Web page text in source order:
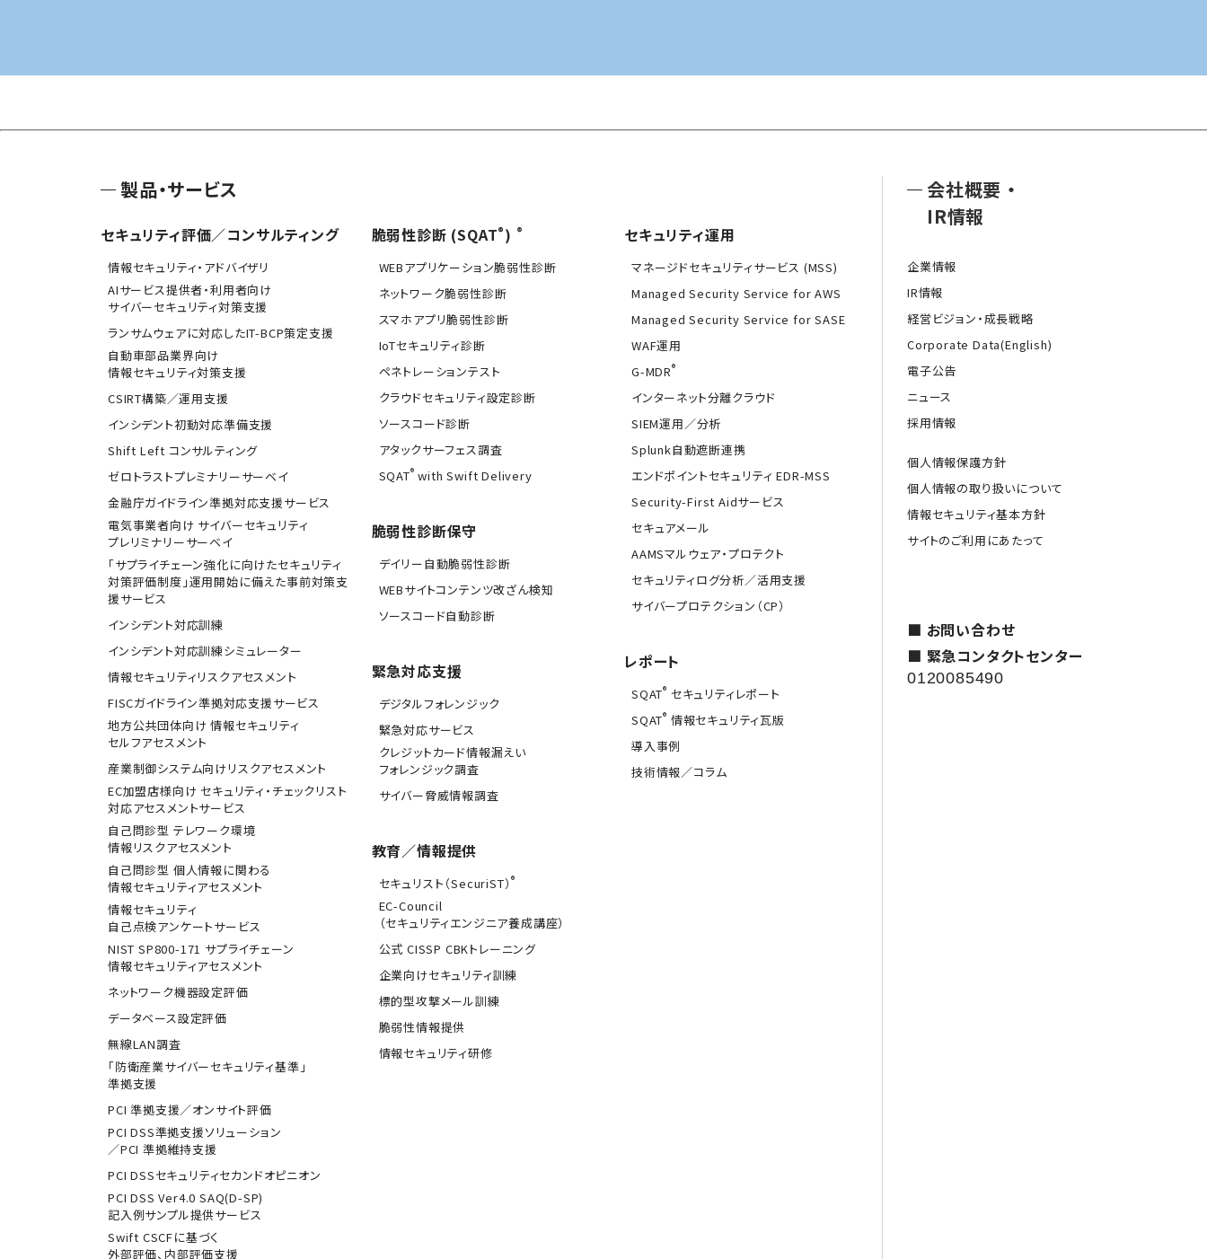
製品・サービス
セキュリティ評価／コンサルティング
情報セキュリティ・アドバイザリ
AIサービス提供者・利用者向け
サイバーセキュリティ対策支援
ランサムウェアに対応したIT-BCP策定支援
自動車部品業界向け
情報セキュリティ対策支援
CSIRT構築／運用支援
インシデント初動対応準備支援
Shift Left コンサルティング
ゼロトラストプレミナリーサーベイ
金融庁ガイドライン準拠対応支援サービス
電気事業者向け サイバーセキュリティ
プレリミナリーサーベイ
「サプライチェーン強化に向けたセキュリティ
対策評価制度」運用開始に備えた事前対策支
援サービス
インシデント対応訓練
インシデント対応訓練シミュレーター
情報セキュリティリスクアセスメント
FISCガイドライン準拠対応支援サービス
地方公共団体向け 情報セキュリティ
セルフアセスメント
産業制御システム向けリスクアセスメント
EC加盟店様向け セキュリティ・チェックリスト
対応アセスメントサービス
自己問診型 テレワーク環境
情報リスクアセスメント
自己問診型 個人情報に関わる
情報セキュリティアセスメント
情報セキュリティ
自己点検アンケートサービス
NIST SP800-171 サプライチェーン
情報セキュリティアセスメント
ネットワーク機器設定評価
データベース設定評価
無線LAN調査
「防衛産業サイバーセキュリティ基準」
準拠支援
PCI 準拠支援／オンサイト評価
PCI DSS準拠支援ソリューション
／PCI 準拠維持支援
PCI DSSセキュリティセカンドオピニオン
PCI DSS Ver4.0 SAQ(D-SP)
記入例サンプル提供サービス
Swift CSCFに基づく
外部評価、内部評価支援
脆弱性診断 (SQAT®) ®
WEBアプリケーション脆弱性診断
ネットワーク脆弱性診断
スマホアプリ脆弱性診断
IoTセキュリティ診断
ペネトレーションテスト
クラウドセキュリティ設定診断
ソースコード診断
アタックサーフェス調査
SQAT® with Swift Delivery
脆弱性診断保守
デイリー自動脆弱性診断
WEBサイトコンテンツ改ざん検知
ソースコード自動診断
緊急対応支援
デジタルフォレンジック
緊急対応サービス
クレジットカード情報漏えい
フォレンジック調査
サイバー脅威情報調査
教育／情報提供
セキュリスト（SecuriST）®
EC-Council
（セキュリティエンジニア養成講座）
公式 CISSP CBKトレーニング
企業向けセキュリティ訓練
標的型攻撃メール訓練
脆弱性情報提供
情報セキュリティ研修
セキュリティ運用
マネージドセキュリティサービス (MSS)
Managed Security Service for AWS
Managed Security Service for SASE
WAF運用
G-MDR®
インターネット分離クラウド
SIEM運用／分析
Splunk自動遮断連携
エンドポイントセキュリティ EDR-MSS
Security-First Aidサービス
セキュアメール
AAMSマルウェア・プロテクト
セキュリティログ分析／活用支援
サイバープロテクション（CP）
レポート
SQAT® セキュリティレポート
SQAT® 情報セキュリティ瓦版
導入事例
技術情報／コラム
会社概要 ・
IR情報
企業情報
IR情報
経営ビジョン・成長戦略
Corporate Data(English)
電子公告
ニュース
採用情報
個人情報保護方針
個人情報の取り扱いについて
情報セキュリティ基本方針
サイトのご利用にあたって
■ お問い合わせ
■ 緊急コンタクトセンター
0120085490